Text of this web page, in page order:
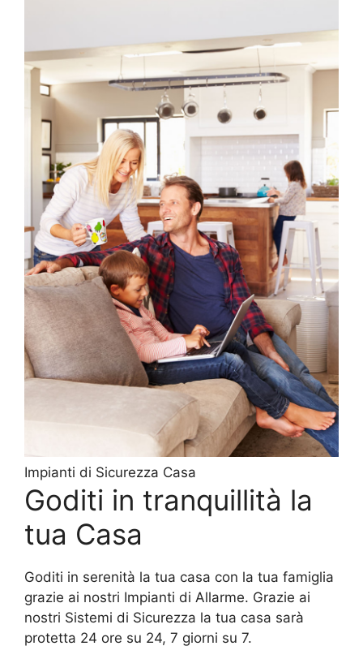
Impianti di Sicurezza Casa
Goditi in tranquillità la
tua Casa
Goditi in serenità la tua casa con la tua famiglia
grazie ai nostri Impianti di Allarme. Grazie ai
nostri Sistemi di Sicurezza la tua casa sarà
protetta 24 ore su 24, 7 giorni su 7.